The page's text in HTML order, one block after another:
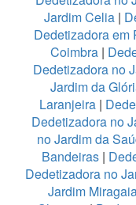
Jardim Celia |
Dedetizadora em
Coimbra |
Dedetizadora no
Jardim da
Laranjeira|
Dedetizadora no
no Jardim da
Bandeiras |
Dedetizadora no
Jardim